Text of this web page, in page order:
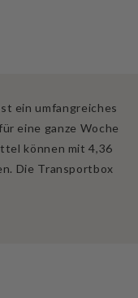
ein umfangreiches
eine ganze Woche
können mit 4,36
Die Transportbox